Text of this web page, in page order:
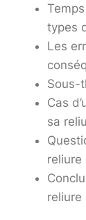
types
Les
Sous-
Cas
sa
reliure
reliure